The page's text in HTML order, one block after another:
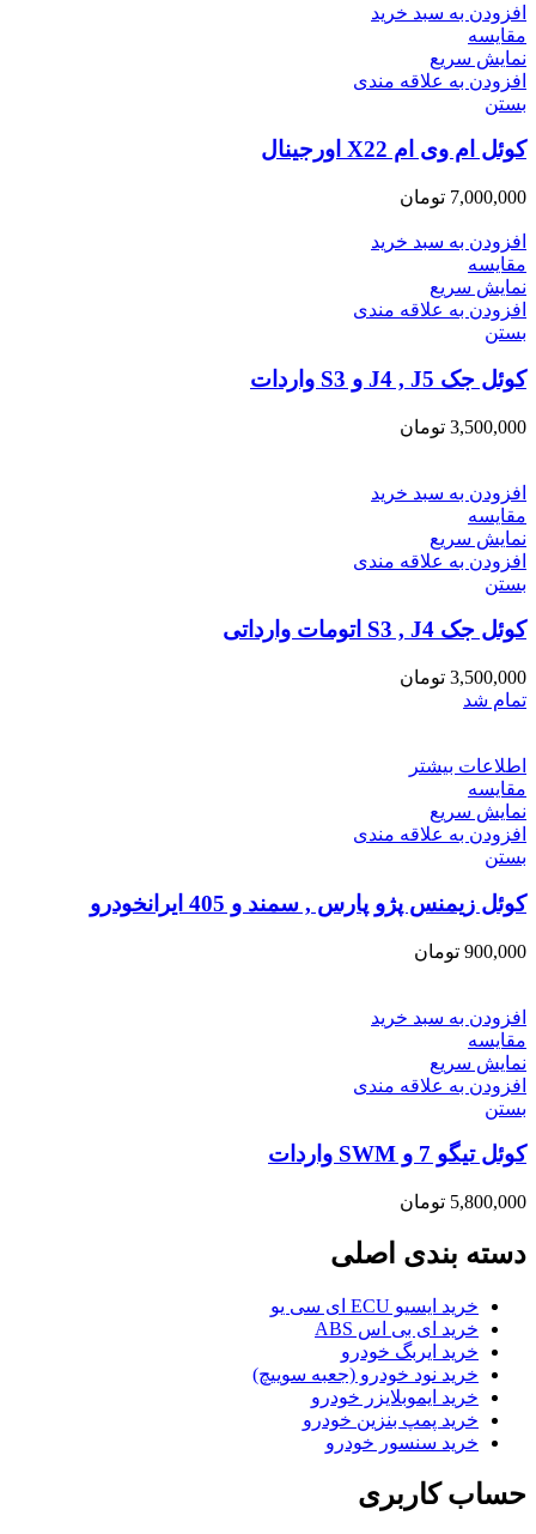
افزودن به سبد خرید
مقایسه
نمایش سریع
افزودن به علاقه مندی
بستن
کوئل ام وی ام X22 اورجینال
7,000,000 تومان
افزودن به سبد خرید
مقایسه
نمایش سریع
افزودن به علاقه مندی
بستن
کوئل جک J4 , J5 و S3 واردات
3,500,000 تومان
افزودن به سبد خرید
مقایسه
نمایش سریع
افزودن به علاقه مندی
بستن
کوئل جک S3 , J4 اتومات وارداتی
3,500,000 تومان
تمام شد
اطلاعات بیشتر
مقایسه
نمایش سریع
افزودن به علاقه مندی
بستن
کوئل زیمنس پژو پارس , سمند و 405 ایرانخودرو
900,000 تومان
افزودن به سبد خرید
مقایسه
نمایش سریع
افزودن به علاقه مندی
بستن
کوئل تیگو 7 و SWM واردات
5,800,000 تومان
دسته بندی اصلی
خرید ایسیو ECU ای سی یو
خرید ای بی اس ABS
خرید ایربگ خودرو
خرید نود خودرو (جعبه سوییچ)
خرید ایموبلایزر خودرو
خرید پمپ بنزین خودرو
خرید سنسور خودرو
حساب کاربری